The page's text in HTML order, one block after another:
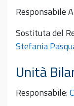
Responsabile
Sostituta del
Stefania
Unità
Responsabile: